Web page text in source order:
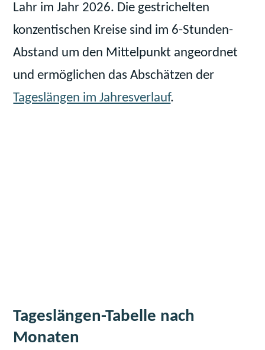
Lahr im Jahr 2026. Die gestrichelten
konzentischen Kreise sind im 6-Stunden-
Abstand um den Mittelpunkt angeordnet
und ermöglichen das Abschätzen der
Tageslängen im Jahresverlauf.
Tageslängen-Tabelle nach
Monaten